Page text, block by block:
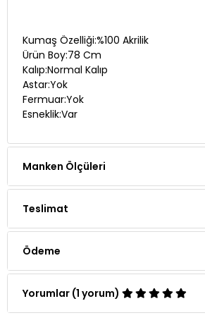
Kumaş Özelliği:%100 Akrilik
Ürün Boy:78 Cm
Kalıp:Normal Kalıp
Astar:Yok
Fermuar:Yok
Esneklik:Var
Manken Ölçüleri
Teslimat
Ödeme
Yorumlar (1 yorum)